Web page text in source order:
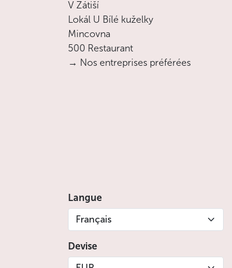
V Zátiší
Lokál U Bílé kuželky
Mincovna
500 Restaurant
→ Nos entreprises préférées
Langue
Français
Devise